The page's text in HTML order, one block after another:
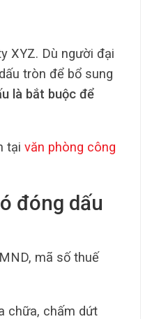
XYZ. Dù người đại
tròn để bổ sung
là bắt buộc để
tại văn phòng công
đóng dấu
mã số thuế
chữa, chấm dứt